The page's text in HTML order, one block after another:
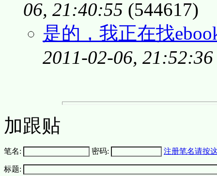
06, 21:40:55 (544617)
是的，我正在找
2011-02-06, 21:52:36
加跟贴
笔名: 密码: 注册笔名请按
标题: